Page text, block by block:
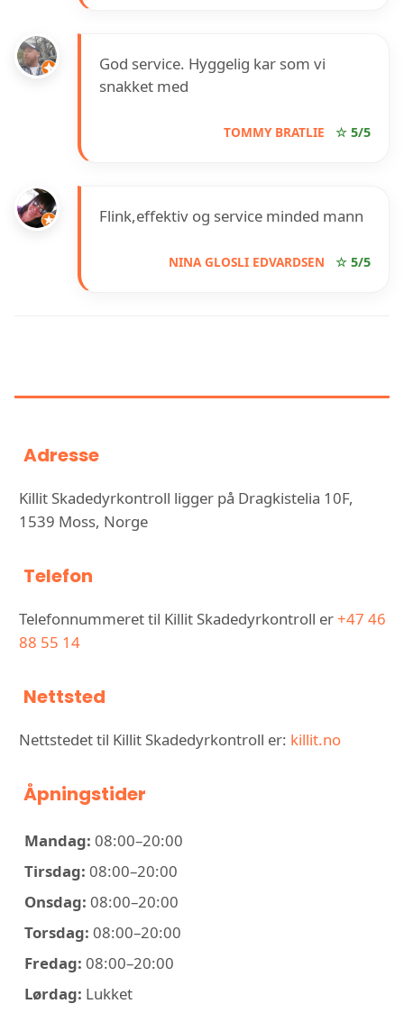
God service. Hyggelig kar som vi
snakket med
TOMMY BRATLIE ☆ 5/5
Flink,effektiv og service minded mann
NINA GLOSLI EDVARDSEN ☆ 5/5
Adresse
Killit Skadedyrkontroll ligger på Dragkistelia 10F,
1539 Moss, Norge
Telefon
Telefonnummeret til Killit Skadedyrkontroll er+47 46
88 55 14
Nettsted
Nettstedet til Killit Skadedyrkontroll er: killit.no
Åpningstider
Mandag: 08:00–20:00
Tirsdag: 08:00–20:00
Onsdag: 08:00–20:00
Torsdag: 08:00–20:00
Fredag: 08:00–20:00
Lørdag: Lukket